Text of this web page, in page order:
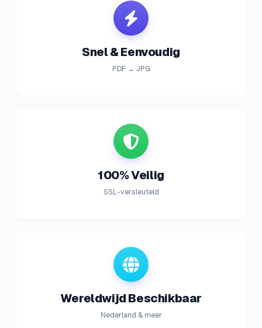
Snel & Eenvoudig
PDF → JPG
100% Veilig
SSL-versleuteld
Wereldwijd Beschikbaar
Nederland & meer